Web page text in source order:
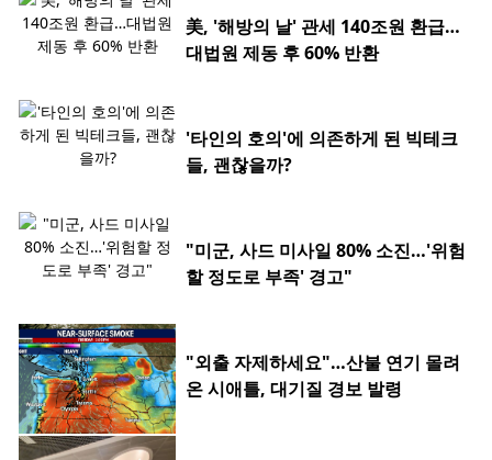
美, '해방의 날' 관세 140조원 환급…
대법원 제동 후 60% 반환
'타인의 호의'에 의존하게 된 빅테크
들, 괜찮을까?
"미군, 사드 미사일 80% 소진…'위험
할 정도로 부족' 경고"
"외출 자제하세요"…산불 연기 몰려
온 시애틀, 대기질 경보 발령